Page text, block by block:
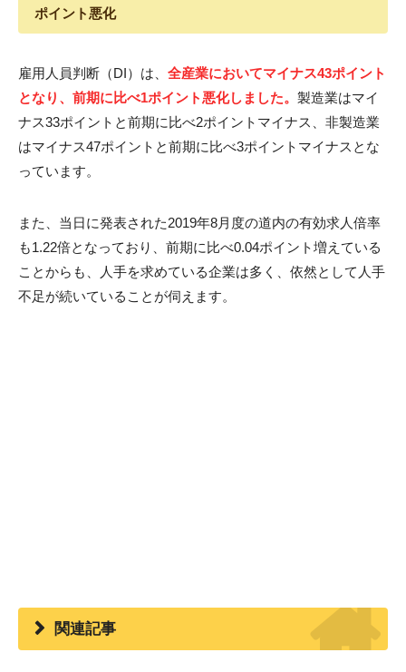
ポイント悪化
雇用人員判断（DI）は、 全産業においてマイナス43ポイント
となり、前期に比べ1ポイント悪化しました。 製造業はマイ
ナス33ポイントと前期に比べ2ポイントマイナス、非製造業
はマイナス47ポイントと前期に比べ3ポイントマイナスとな
っています。
また、当日に発表された2019年8月度の道内の有効求人倍率
も1.22倍となっており、前期に比べ0.04ポイント増えている
ことからも、人手を求めている企業は多く、依然として人手
不足が続いていることが伺えます。
関連記事